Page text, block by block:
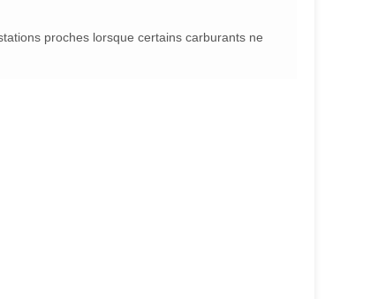
proches lorsque certains carburants ne